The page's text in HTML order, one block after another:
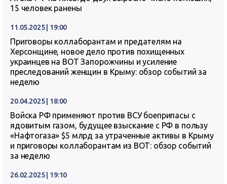
15 человек ранены
11.05.2025 | 19:00
Приговоры коллаборантам и предателям на
Херсонщине, новое дело против похищенных
украинцев на ВОТ Запорожчины и усиление
преследований женщин в Крыму: обзор событий за
неделю
20.04.2025 | 18:00
Войска РФ применяют против ВСУ боеприпасы с
ядовитым газом, будущее взыскание с РФ в пользу
«Нафтогаза» $5 млрд за утраченные активы в Крыму
и приговоры коллаборантам из ВОТ: обзор событий
за неделю
26.02.2025 | 19:10